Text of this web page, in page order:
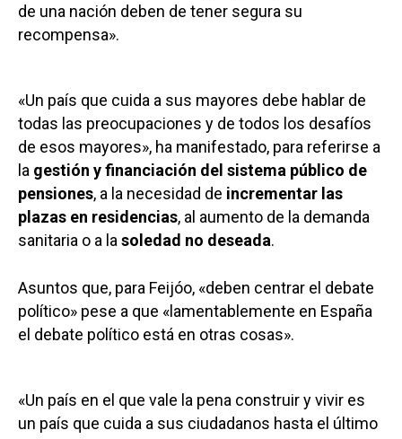
de una nación deben de tener segura su
recompensa».
«Un país que cuida a sus mayores debe hablar de
todas las preocupaciones y de todos los desafíos
de esos mayores», ha manifestado, para referirse a
la gestión y financiación del sistema público de
pensiones, a la necesidad de incrementar las
plazas en residencias, al aumento de la demanda
sanitaria o a la soledad no deseada.
Asuntos que, para Feijóo, «deben centrar el debate
político» pese a que «lamentablemente en España
el debate político está en otras cosas».
«Un país en el que vale la pena construir y vivir es
un país que cuida a sus ciudadanos hasta el último